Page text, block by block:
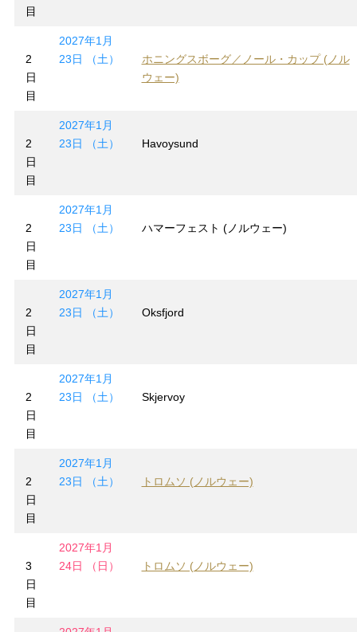
目
2
日
目
2027年1月
23日 （土）
ホニングスボーグ／ノール・カップ (ノル
ウェー)
2
日
目
2027年1月
23日 （土）
Havoysund
2
日
目
2027年1月
23日 （土）
ハマーフェスト (ノルウェー)
2
日
目
2027年1月
23日 （土）
Oksfjord
2
日
目
2027年1月
23日 （土）
Skjervoy
2
日
目
2027年1月
23日 （土）
トロムソ (ノルウェー)
3
日
目
2027年1月
24日 （日）
トロムソ (ノルウェー)